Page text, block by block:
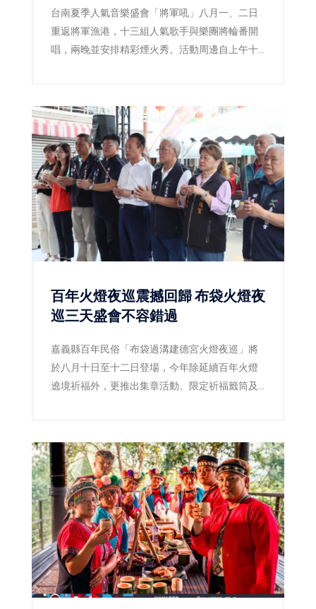
台南夏季人氣音樂盛會「將軍吼」八月一、二日
重返將軍漁港，十三組人氣歌手與樂團將輪番開
唱，兩晚並安排精彩煙火秀。活動周邊自上午十
百年火燈夜巡震撼回歸 布袋火燈夜
巡三天盛會不容錯過
嘉義縣百年民俗「布袋過溝建德宮火燈夜巡」將
於八月十日至十二日登場，今年除延續百年火燈
遶境祈福外，更推出集章活動、限定祈福籤筒及